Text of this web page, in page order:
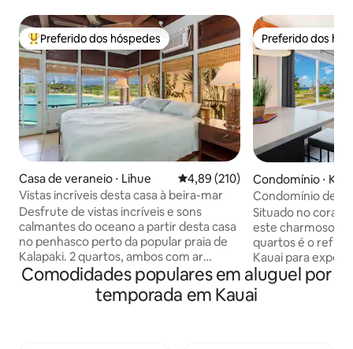
Entre os melhores preferidos dos hóspedes
Preferido dos hóspedes
Casa de veraneio ⋅ Lihue 4,89 de uma avaliação média de
4,89 (210)
Vistas incríveis desta casa à beira-mar
Desfrute de vistas incríveis e sons
calmantes do oceano a partir desta casa
no penhasco perto da popular praia de
Kalapaki. 2 quartos, ambos com ar
condicionado, além de ótimas vistas para
o mar e para a montanha. Master com
suíte tem uma cama king size. 2º bd tem
Preferido dos
Preferido dos
Condomínio ⋅
Condomínio de 2
condicionado na
Situado no
este charmoso
quartos é o
Kauai para
mundialmente
Cidade Velha de
espaçoso
Comodidades populares em aluguel por
temporada em Kauai